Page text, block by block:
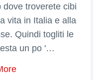
dove troverete cibi
vita in Italia e alla
Quindi togliti le
un po '…